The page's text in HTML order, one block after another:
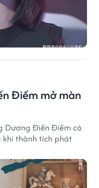
Điềm mở màn
Dương Điền Điềm có
khi thành tích phát